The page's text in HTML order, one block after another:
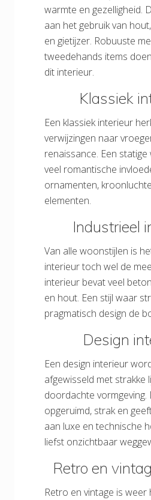
warmte en gezelligheid.
aan het gebruik van
en gietijzer. Robuuste
tweedehands items
dit interieur.
Klassiek
Een klassiek interieur
verwijzingen naar
renaissance. Een
veel romantische
ornamenten,
elementen.
Industrieel
Van alle woonstijlen is
interieur toch wel de
interieur bevat veel
en hout. Een stijl waar
pragmatisch design de
Design
Een design interieur
afgewisseld met strakke
doordachte vormgeving.
opgeruimd, strak en
aan luxe en technische
liefst onzichtbaar
Retro en
Retro en vintage is weer